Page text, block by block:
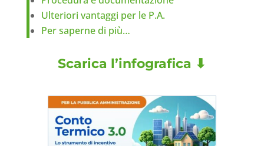
Ulteriori vantaggi per le P.A.
Per saperne di più…
Scarica l’infografica ⬇︎